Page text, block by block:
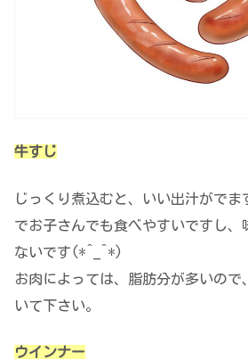
牛すじ
じっくり煮込むと、いい出汁がでま
でお子さんでも食べやすいですし、
ないです(*^_^*)
お肉によっては、脂肪分が多いので
いて下さい。
ウインナー